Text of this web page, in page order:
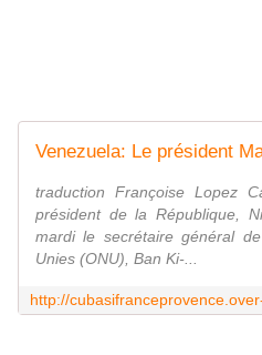
traduction Françoise Lopez
président de la République,
mardi le secrétaire général
Unies (ONU), Ban Ki-...